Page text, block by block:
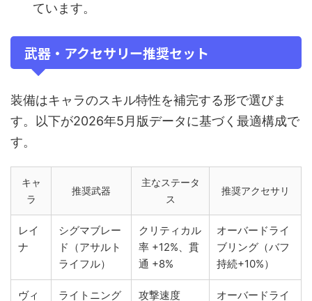
ています。
武器・アクセサリー推奨セット
装備はキャラのスキル特性を補完する形で選びま
す。以下が2026年5月版データに基づく最適構成で
す。
キャ
ラ
推奨武器
主なステータ
ス
推奨アクセサリ
レイ
ナ
シグマブレー
ド（アサルト
ライフル）
クリティカル
率 +12%、貫
通 +8%
オーバードライ
ブリング（バフ
持続+10%）
ヴィ ライトニング 攻撃速度 オーバードライ